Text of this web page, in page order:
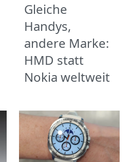
Gleiche
Handys,
andere Marke:
HMD statt
Nokia weltweit